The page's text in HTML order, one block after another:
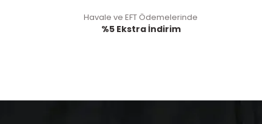
Havale ve EFT Ödemelerinde
%5 Ekstra İndirim